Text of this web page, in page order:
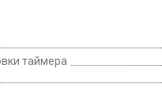
таймера